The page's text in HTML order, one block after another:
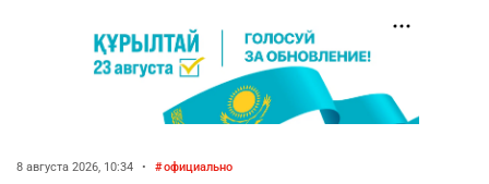
8 августа 2026, 10:34 • официально